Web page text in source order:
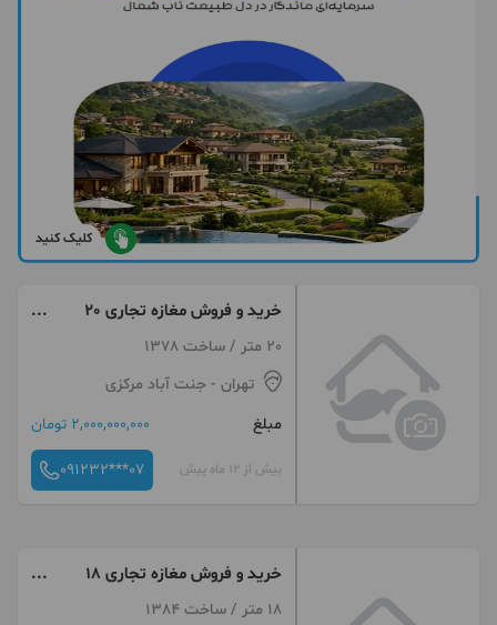
کلیک کنید
خرید و فروش مغازه تجاری 20
متری جنت اباد20 متر / ساخت 1378
تهران - جنت آباد مرکزی
مبلغ
2,000,000,000 تومان
بیش از 12 ماه پیش 091232***07
خرید و فروش مغازه تجاری 18
متری جنت اباد
18 متر / ساخت 1384